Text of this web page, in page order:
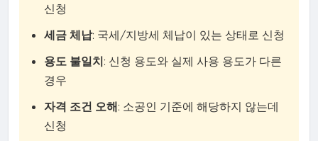
신청
세금 체납: 국세/지방세 체납이 있는 상태로 신청
용도 불일치: 신청 용도와 실제 사용 용도가 다른
경우
자격 조건 오해: 소공인 기준에 해당하지 않는데
신청